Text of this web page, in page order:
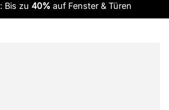
Bis zu 40% auf Fenster & Türen